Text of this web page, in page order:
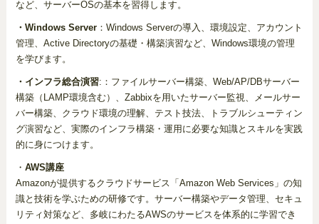
など、サーバーOSの基本を習得します。
・Windows Server：Windows Serverの導入、環境設定、アカウント
管理、Active Directoryの基礎・構築演習など、Windows環境の管理
を学びます。
・インフラ総合演習:：ファイルサーバー構築、Web/AP/DBサーバー
構築（LAMP環境含む）、Zabbixを用いたサーバー監視、メールサー
バー構築、クラウド環境の理解、テスト技法、トラブルシューティン
グ演習など、実際のインフラ構築・運用に必要な知識とスキルを実践
的に身につけます。
・ AWS講座
Amazonが提供するクラウドサービス「Amazon Web Services」の知
識と技術を学ぶための研修です。サーバー構築やデータ管理、セキュ
リティ対策など、多岐にわたるAWSのサービスを体系的に学習でき